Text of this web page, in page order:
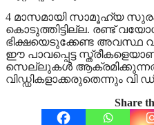
4 മാസമായി സാമൂഹ്യ
കൊടുത്തിട്ടില്ല. രണ്ട്
ഭിക്ഷയെടുക്കേണ്ട അവസ്ഥ
ഈ പാവപ്പെട്ട
സെല്ലുകള്‍
വിഡ്ഡികളാക്കരുതെന്നും വി
Share